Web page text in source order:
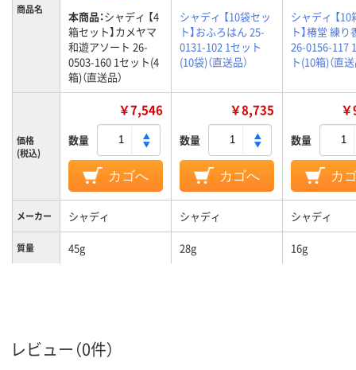
商品名 本商品：シャディ 【4
箱セット】カメヤマ
和遊アソート 26-
0503-160 1セット(4
箱)（直送品）
シャディ 【10袋セッ
ト】おふろはん 25-
0131-102 1セット
(10袋)（直送品）
シャディ 【
ト】椿堂 練り
26-0156-117
ト(10箱)（直送
価格
(税込)
￥7,546
数量
カゴへ
￥8,735
数量
カゴへ
数量
カ
メーカー シャディ シャディ シャディ
質量 45g 28g 16g
レビュー（0件）